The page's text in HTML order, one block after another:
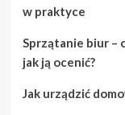
w praktyce
Sprzątanie biur –
jak ją ocenić?
Jak urządzić